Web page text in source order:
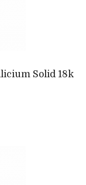
Solid 18k